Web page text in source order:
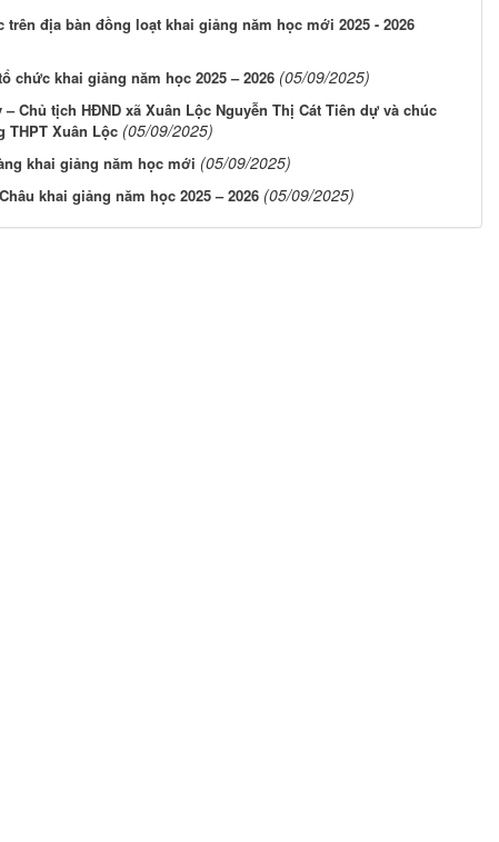
địa bàn đồng loạt khai giảng năm học mới 2025 - 2026
chức khai giảng năm học 2025 – 2026 (05/09/2025)
Chủ tịch HĐND xã Xuân Lộc Nguyễn Thị Cát Tiên dự và chúc
THPT Xuân Lộc (05/09/2025)
khai giảng năm học mới (05/09/2025)
khai giảng năm học 2025 – 2026 (05/09/2025)